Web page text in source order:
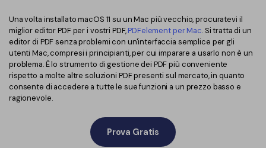
Una volta installato macOS 11 su un Mac più vecchio, procuratevi il
miglior editor PDF per i vostri PDF,PDFelement per Mac. Si tratta di un
editor di PDF senza problemi con un'interfaccia semplice per gli
utenti Mac, compresi i principianti, per cui imparare a usarlo non è un
problema. È lo strumento di gestione dei PDF più conveniente
rispetto a molte altre soluzioni PDF presenti sul mercato, in quanto
consente di accedere a tutte le sue funzioni a un prezzo basso e
ragionevole.
Prova Gratis